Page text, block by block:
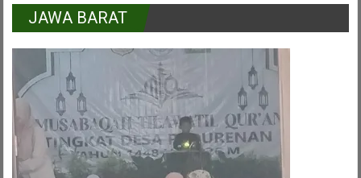
DPR
Dalam
Perjuangan
Tangerang
JAWA BARAT